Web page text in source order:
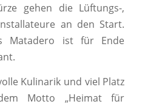
gehen die Lüftungs-,
an den Start.
Matadero ist für Ende
Kulinarik und viel Platz
Motto „Heimat für